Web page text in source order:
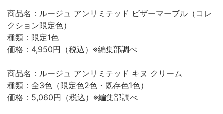
商品名：ルージュ アンリミテッド ビザーマーブル（コレ
クション限定色）
種類：限定1色
価格：4,950円（税込）※編集部調べ
商品名：ルージュ アンリミテッド キヌ クリーム
種類：全3色（限定色2色・既存色1色）
価格：5,060円（税込）※編集部調べ